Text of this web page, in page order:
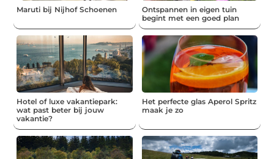
Maruti bij Nijhof Schoenen
Ontspannen in eigen tuin
begint met een goed plan
Hotel of luxe vakantiepark:
wat past beter bij jouw
vakantie?
Het perfecte glas Aperol Spritz
maak je zo